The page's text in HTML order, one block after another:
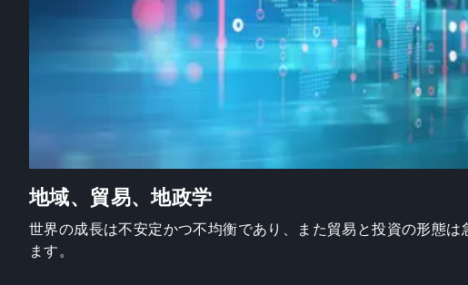
地域、貿易、地政学
世界の成長は不安定かつ不均衡であり、また貿易と投資の形態は
ます。